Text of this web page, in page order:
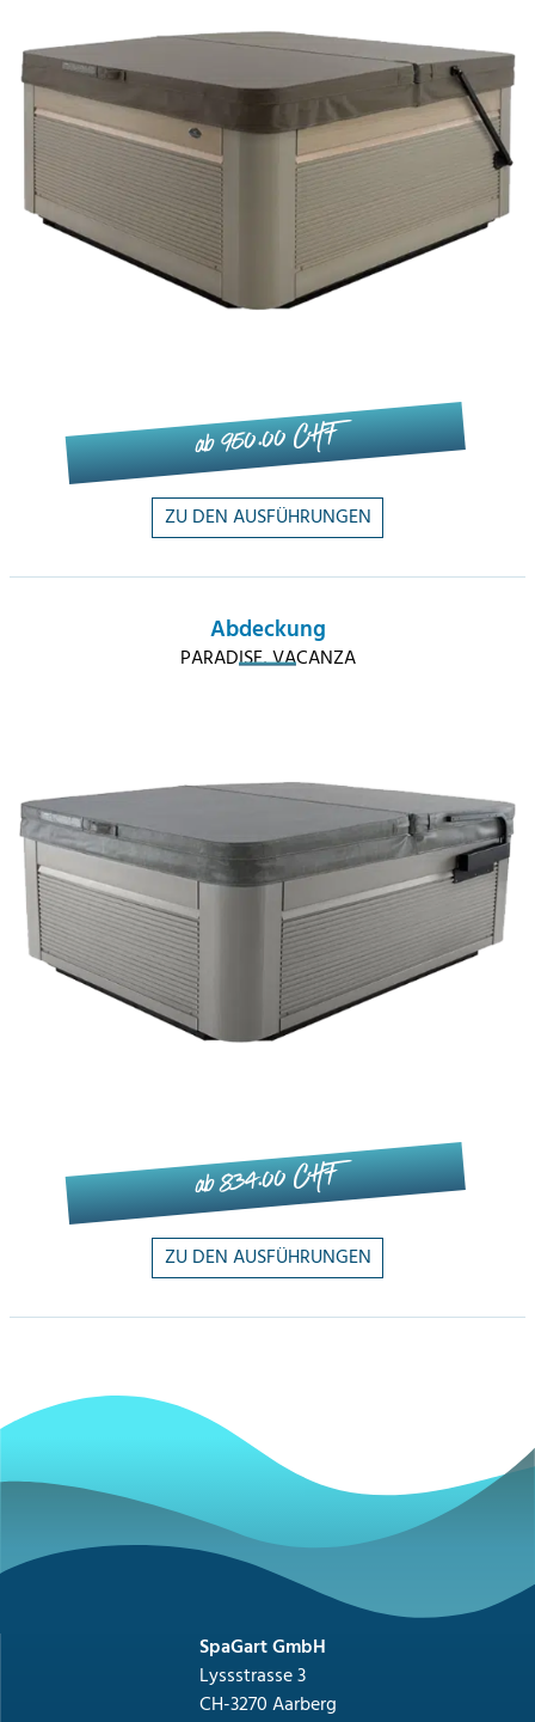
ab 950.00 CHF
ZU DEN AUSFÜHRUNGEN
Abdeckung
PARADISE, VACANZA
ab 834.00 CHF
ZU DEN AUSFÜHRUNGEN
SpaGart GmbH
Lyssstrasse 3
CH-3270 Aarberg